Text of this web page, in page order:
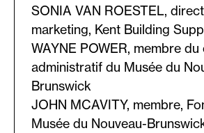
SONIA VAN ROESTEL,
marketing, Kent Building
WAYNE POWER, membre du
administratif du Musée du
Brunswick
JOHN MCAVITY, membre,
Musée du Nouveau-